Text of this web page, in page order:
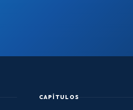
CAPÍTULOS